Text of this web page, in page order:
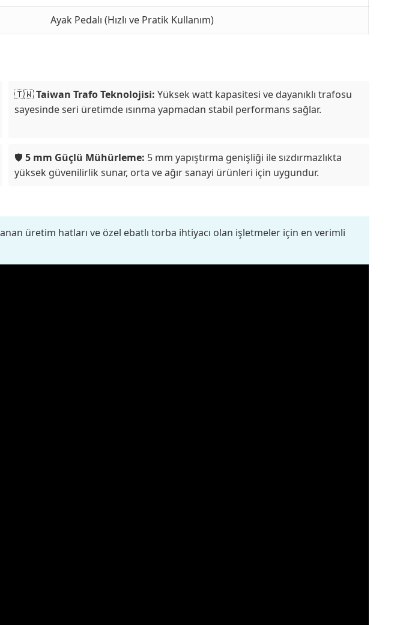
Ayak Pedalı (Hızlı ve Pratik Kullanım)
🇹🇼Taiwan Trafo Teknolojisi: Yüksek watt kapasitesi ve dayanıklı trafosu
sayesinde seri üretimde ısınma yapmadan stabil performans sağlar.
🛡️ 5 mm Güçlü Mühürleme: 5 mm yapıştırma genişliği ile sızdırmazlıkta
yüksek güvenilirlik sunar, orta ve ağır sanayi ürünleri için uygundur.
üretim hatları ve özel ebatlı torba ihtiyacı olan işletmeler için en verimli